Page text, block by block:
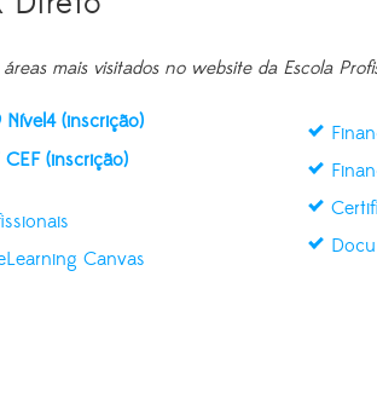
mais visitados no website da Escola
(inscrição)
(inscrição)
Canvas